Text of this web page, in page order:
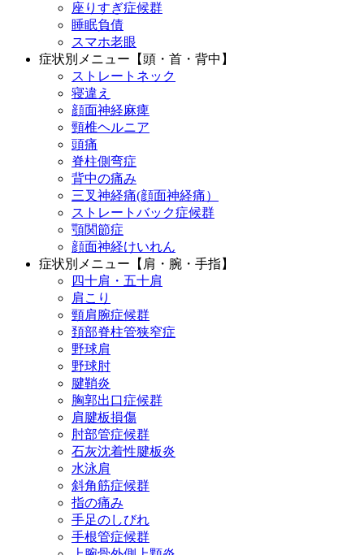
座りすぎ症候群
睡眠負債
スマホ老眼
症状別メニュー【頭・首・背中】
ストレートネック
寝違え
顔面神経麻痺
頸椎ヘルニア
頭痛
脊柱側弯症
背中の痛み
三叉神経痛(顔面神経痛）
ストレートバック症候群
顎関節症
顔面神経けいれん
症状別メニュー【肩・腕・手指】
四十肩・五十肩
肩こり
頸肩腕症候群
頚部脊柱管狭窄症
野球肩
野球肘
腱鞘炎
胸郭出口症候群
肩腱板損傷
肘部管症候群
石灰沈着性腱板炎
水泳肩
斜角筋症候群
指の痛み
手足のしびれ
手根管症候群